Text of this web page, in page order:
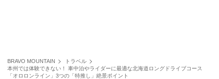
BRAVO MOUNTAIN
トラベル
本州では体験できない！ 車中泊やライダーに最適な北海道ロングドライブコース
「オロロンライン」3つの「特推し」絶景ポイント